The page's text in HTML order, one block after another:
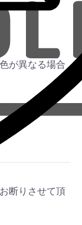
が異なる場合
断りさせて頂